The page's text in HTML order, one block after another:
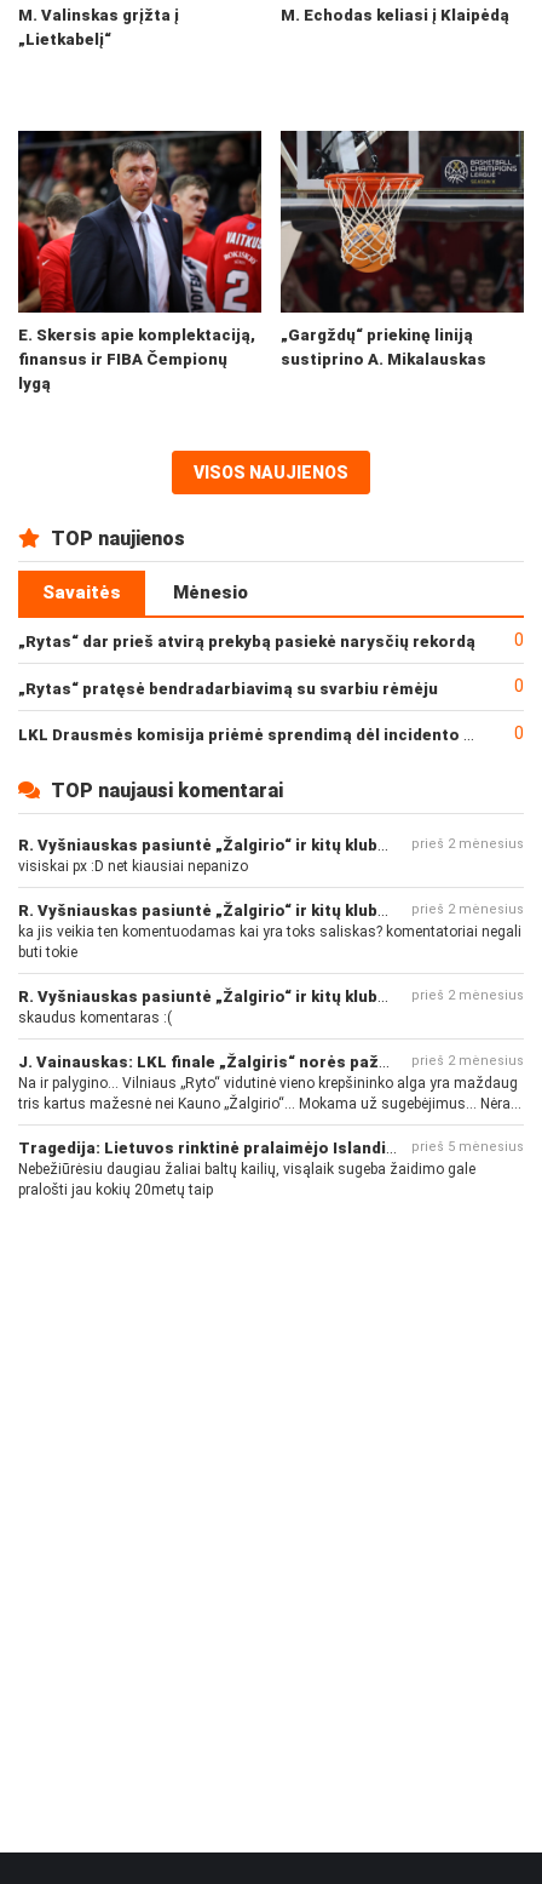
M. Valinskas grįžta į
„Lietkabelį“
M. Echodas keliasi į Klaipėdą
E. Skersis apie komplektaciją,
finansus ir FIBA Čempionų
lygą
„Gargždų“ priekinę liniją
sustiprino A. Mikalauskas
VISOS NAUJIENOS
TOP naujienos
Savaitės Mėnesio
„Rytas“ dar prieš atvirą prekybą pasiekė narysčių rekordą 0
„Rytas“ pratęsė bendradarbiavimą su svarbiu rėmėju 0
0
TOP naujausi komentarai
prieš 2 mėnesius
visiskai px :D net kiausiai nepanizo
prieš 2 mėnesius
ka jis veikia ten komentuodamas kai yra toks saliskas? komentatoriai negali
buti tokie
prieš 2 mėnesius
skaudus komentaras :(
prieš 2 mėnesius
Na ir palygino... Vilniaus „Ryto“ vidutinė vieno krepšininko alga yra maždaug
tris kartus mažesnė nei Kauno „Žalgirio“... Mokama už sugebėjimus... Nėra
pinigų - nėra gerų žaidėjų...
prieš 5 mėnesius
Nebežiūrėsiu daugiau žaliai baltų kailių, visąlaik sugeba žaidimo gale
pralošti jau kokių 20metų taip